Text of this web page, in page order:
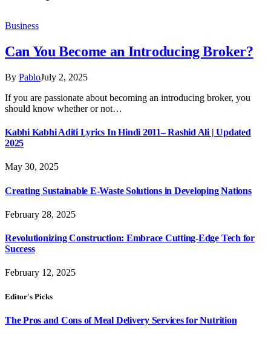
Business
Can You Become an Introducing Broker?
By PabloJuly 2, 2025
If you are passionate about becoming an introducing broker, you
should know whether or not…
Kabhi Kabhi Aditi Lyrics In Hindi 2011– Rashid Ali | Updated
2025
May 30, 2025
Creating Sustainable E-Waste Solutions in Developing Nations
February 28, 2025
Revolutionizing Construction: Embrace Cutting-Edge Tech for
Success
February 12, 2025
Editor's Picks
The Pros and Cons of Meal Delivery Services for Nutrition